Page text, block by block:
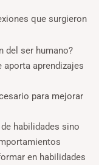
que surgieron
del ser humano?
aprendizajes
para mejorar
habilidades sino
en habilidades